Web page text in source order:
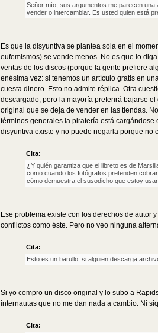
Señor mío, sus argumentos me parecen una
vender o intercambiar. Es usted quien está
Es que la disyuntiva se plantea sola en el
eufemismos) se vende menos. No es que lo
ventas de los discos (porque la gente prefiere
enésima vez: si tenemos un artículo gratis en
cuesta dinero. Esto no admite réplica. Otra
descargado, pero la mayoría preferirá bajarse
original que se deja de vender en las tiendas.
términos generales la piratería está
disyuntiva existe y no puede negarla porque no
Cita:
¿Y quién garantiza que el libreto es de
como cuando los fotógrafos pretenden
cómo demuestra el susodicho que estoy
Ese problema existe con los derechos de autor
conflictos como éste. Pero no veo ninguna
Cita:
Esto es un barullo: si alguien descarga
Si yo compro un disco original y lo subo a
internautas que no me dan nada a cambio. Ni
Cita: